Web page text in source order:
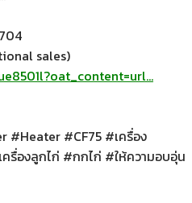
sales)
#Heater #CF75 #เครื่อง
รื่องลูกไก่ #กกไก่ #ให้ความอบอุ่น